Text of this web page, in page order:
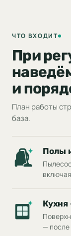
ЧТО ВХОДИТ
При
и
План работы
база.
Полы
Кухня
— после